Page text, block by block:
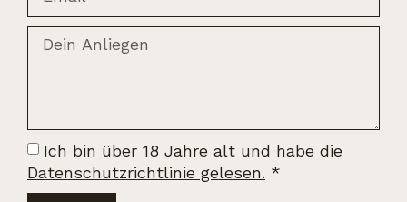
Ich bin über 18 Jahre alt und habe die
Datenschutzrichtlinie gelesen. *